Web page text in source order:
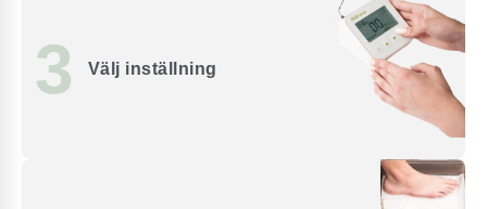
3 Välj inställning